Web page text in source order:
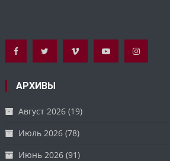
АРХИВЫ
Август 2026 (19)
Июль 2026 (78)
Июнь 2026 (91)